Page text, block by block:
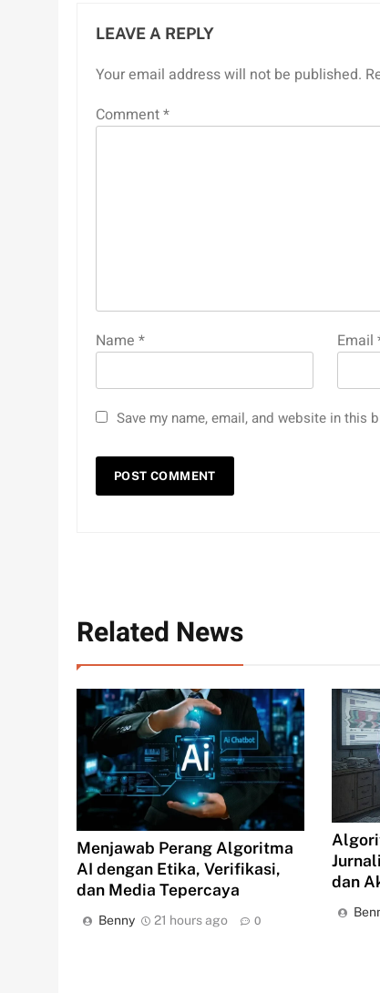
LEAVE A REPLY
Your email address will not be published.
Comment*
Name * Email
Save my name, email, and website in this
Related News
Menjawab Perang Algoritma
AI dengan Etika, Verifikasi,
dan Media Tepercaya
Benny 21 hours ago 0
dan